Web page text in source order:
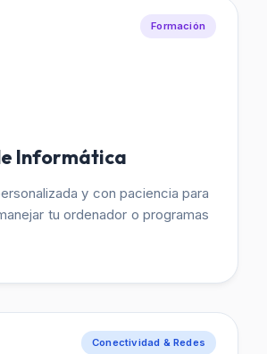
Formación
Informática
y con paciencia para
tu ordenador o programas
Conectividad & Redes